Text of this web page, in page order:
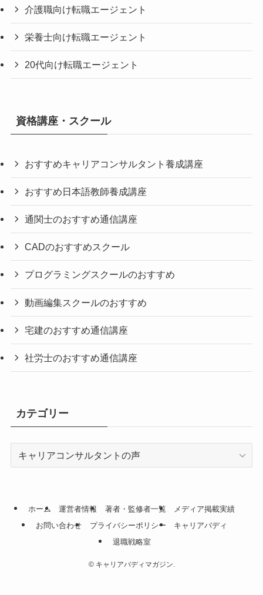
介護職向け転職エージェント
栄養士向け転職エージェント
20代向け転職エージェント
資格講座・スクール
おすすめキャリアコンサルタント養成講座
おすすめ日本語教師養成講座
通関士のおすすめ通信講座
CADのおすすめスクール
プログラミングスクールのおすすめ
動画編集スクールのおすすめ
宅建のおすすめ通信講座
社労士のおすすめ通信講座
カテゴリー
ー
ホーム 運営者情報 著者・監修者一覧
メディア掲載実績
お問い合わせ
プライバシーポリシー
キャリアバディ
退職戦略室
©キャリアバディマガジン.